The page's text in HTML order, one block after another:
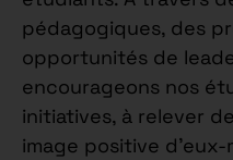
pédagogiques, des
opportunités de
encourageons nos
initiatives, à relever
image positive d’eux-